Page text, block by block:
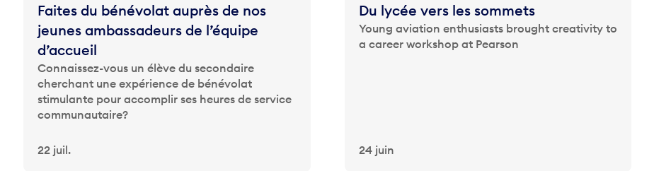
Faites du bénévolat auprès de nos
jeunes ambassadeurs de l’équipe
d’accueil
Connaissez-vous un élève du secondaire
cherchant une expérience de bénévolat
stimulante pour accomplir ses heures de service
communautaire?
22 juil.
Du lycée vers les sommets
Young aviation enthusiasts brought creativity to
a career workshop at Pearson
24 juin